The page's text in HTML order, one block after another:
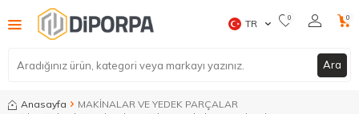
Ara
TR 0 0
Anasayfa
MAKİNALAR VE YEDEK PARÇALAR